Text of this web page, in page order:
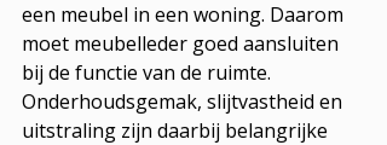
een meubel in een woning. Daarom
moet meubelleder goed aansluiten
bij de functie van de ruimte.
Onderhoudsgemak, slijtvastheid en
uitstraling zijn daarbij belangrijke